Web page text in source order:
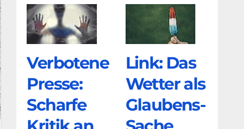
Verbotene
Presse:
Scharfe
Link: Das
Wetter als
Glaubens-